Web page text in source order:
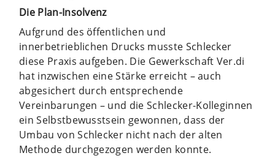
Die Plan-Insolvenz
Aufgrund des öffentlichen und
innerbetrieblichen Drucks musste Schlecker
diese Praxis aufgeben. Die Gewerkschaft Ver.di
hat inzwischen eine Stärke erreicht – auch
abgesichert durch entsprechende
Vereinbarungen – und die Schlecker-Kolleginnen
ein Selbstbewusstsein gewonnen, dass der
Umbau von Schlecker nicht nach der alten
Methode durchgezogen werden konnte.